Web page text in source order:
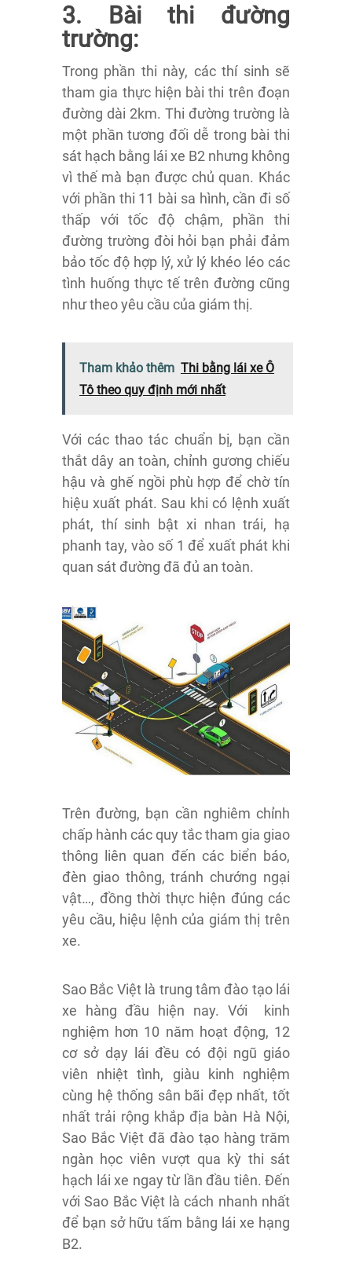
3. Bài thi đường
trường:
Trong phần thi này, các thí sinh sẽ
tham gia thực hiện bài thi trên đoạn
đường dài 2km. Thi đường trường là
một phần tương đối dễ trong bài thi
sát hạch bằng lái xe B2 nhưng không
vì thế mà bạn được chủ quan. Khác
với phần thi 11 bài sa hình, cần đi số
thấp với tốc độ chậm, phần thi
đường trường đòi hỏi bạn phải đảm
bảo tốc độ hợp lý, xử lý khéo léo các
tình huống thực tế trên đường cũng
như theo yêu cầu của giám thị.
Tham khảo thêm Thi bằng lái xe Ô
Tô theo quy định mới nhất
Với các thao tác chuẩn bị, bạn cần
thắt dây an toàn, chỉnh gương chiếu
hậu và ghế ngồi phù hợp để chờ tín
hiệu xuất phát. Sau khi có lệnh xuất
phát, thí sinh bật xi nhan trái, hạ
phanh tay, vào số 1 để xuất phát khi
quan sát đường đã đủ an toàn.
Trên đường, bạn cần nghiêm chỉnh
chấp hành các quy tắc tham gia giao
thông liên quan đến các biển báo,
đèn giao thông, tránh chướng ngại
vật…, đồng thời thực hiện đúng các
yêu cầu, hiệu lệnh của giám thị trên
xe.
Sao Bắc Việt là trung tâm đào tạo lái
xe hàng đầu hiện nay. Với kinh
nghiệm hơn 10 năm hoạt động, 12
cơ sở dạy lái đều có đội ngũ giáo
viên nhiệt tình, giàu kinh nghiệm
cùng hệ thống sân bãi đẹp nhất, tốt
nhất trải rộng khắp địa bàn Hà Nội,
Sao Bắc Việt đã đào tạo hàng trăm
ngàn học viên vượt qua kỳ thi sát
hạch lái xe ngay từ lần đầu tiên. Đến
với Sao Bắc Việt là cách nhanh nhất
để bạn sở hữu tấm bằng lái xe hạng
B2.